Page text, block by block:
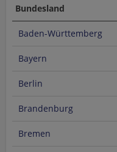
Bundesland
Baden-Württemberg
Bayern
Berlin
Brandenburg
Bremen